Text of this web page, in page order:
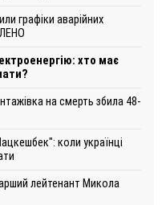
графіки аварійних
хто має
на смерть збила 48-
коли українці
лейтенант Микола